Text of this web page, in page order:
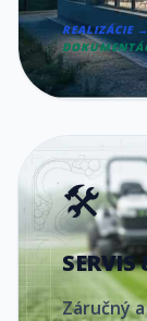
REALIZÁCIE →
🛠️
SERVIS
Záručný